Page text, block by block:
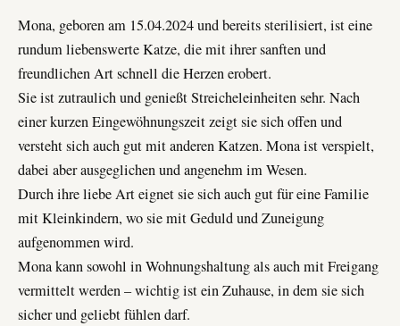
Mona, geboren am 15.04.2024 und bereits sterilisiert, ist eine
rundum liebenswerte Katze, die mit ihrer sanften und
freundlichen Art schnell die Herzen erobert.
Sie ist zutraulich und genießt Streicheleinheiten sehr. Nach
einer kurzen Eingewöhnungszeit zeigt sie sich offen und
versteht sich auch gut mit anderen Katzen. Mona ist verspielt,
dabei aber ausgeglichen und angenehm im Wesen.
Durch ihre liebe Art eignet sie sich auch gut für eine Familie
mit Kleinkindern, wo sie mit Geduld und Zuneigung
aufgenommen wird.
Mona kann sowohl in Wohnungshaltung als auch mit Freigang
vermittelt werden – wichtig ist ein Zuhause, in dem sie sich
sicher und geliebt fühlen darf.